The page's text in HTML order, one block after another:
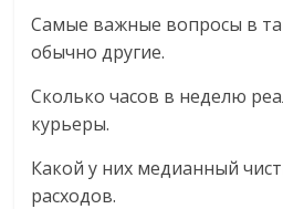
Самые важные вопросы в
обычно другие.
Сколько часов в неделю
курьеры.
Какой у них медианный
расходов.